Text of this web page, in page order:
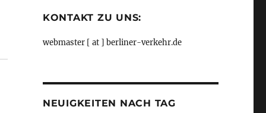
KONTAKT ZU UNS:
webmaster [ at ] berliner-verkehr.de
NEUIGKEITEN NACH TAG